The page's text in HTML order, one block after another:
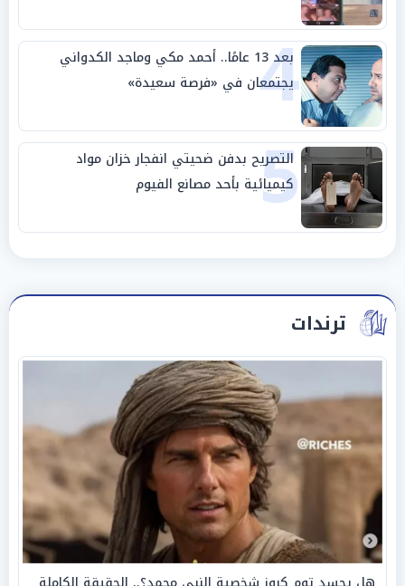
4 بعد 13 عامًا.. أحمد مكي وماجد الكدواني
يجتمعان في «فرصة سعيدة»
5
التصريح بدفن ضحيتي انفجار خزان مواد
كيميائية بأحد مصانع الفيوم
ترندات